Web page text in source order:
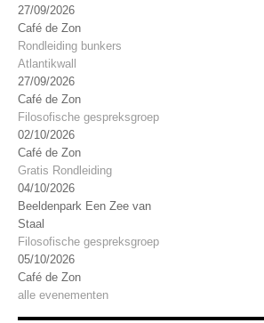
27/09/2026
Café de Zon
Rondleiding bunkers
Atlantikwall
27/09/2026
Café de Zon
Filosofische gespreksgroep
02/10/2026
Café de Zon
Gratis Rondleiding
04/10/2026
Beeldenpark Een Zee van
Staal
Filosofische gespreksgroep
05/10/2026
Café de Zon
alle evenementen